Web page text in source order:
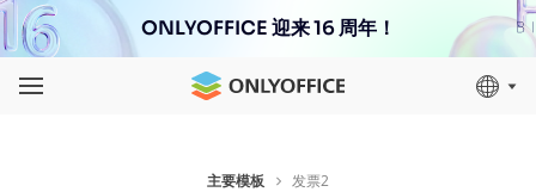
ONLYOFFICE 迎来 16 周年！
主要模板 发票2